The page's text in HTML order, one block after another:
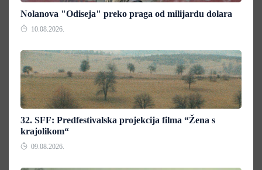
Nolanova "Odiseja" preko praga od milijardu dolara
10.08.2026.
32. SFF: Predfestivalska projekcija filma “Žena s
krajolikom“
09.08.2026.